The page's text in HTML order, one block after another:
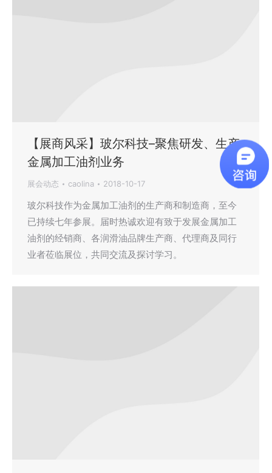
【展商风采】玻尔科技–聚焦研发、生产
金属加工油剂业务
展会动态 caolina 2018-10-17
玻尔科技作为金属加工油剂的生产商和制造商，至今
已持续七年参展。届时热诚欢迎有致于发展金属加工
油剂的经销商、各润滑油品牌生产商、代理商及同行
业者莅临展位，共同交流及探讨学习。